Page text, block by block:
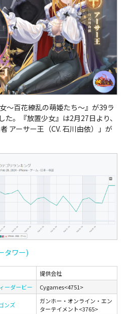
～百花繚乱の萌姫たち～』が39ラ
。『放置少女』は2月27日より、
アーサー王（CV. 石川由依）」が
タワー)
提供会社
ーダービー Cygames<4751>
ンズ
ガンホー・オンライン・エン
ターテイメント<3765>